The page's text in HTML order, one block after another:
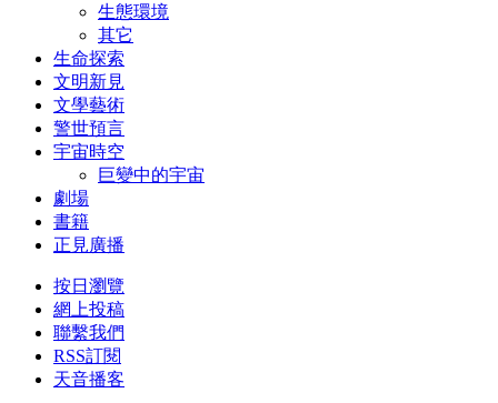
生態環境
其它
生命探索
文明新見
文學藝術
警世預言
宇宙時空
巨變中的宇宙
劇場
書籍
正見廣播
按日瀏覽
網上投稿
聯繫我們
RSS訂閱
天音播客